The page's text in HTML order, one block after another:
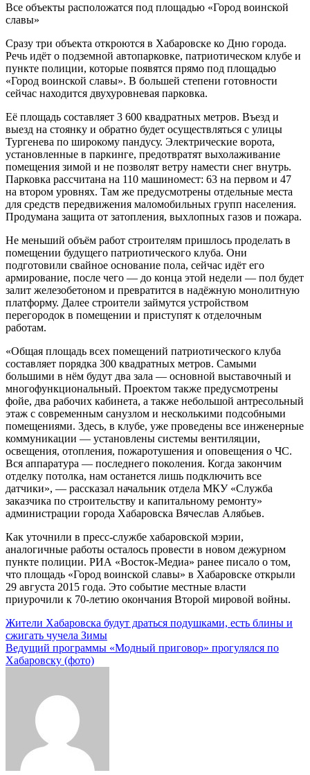
Все объекты расположатся под площадью «Город воинской
славы»
Сразу три объекта откроются в Хабаровске ко Дню города.
Речь идёт о подземной автопарковке, патриотическом клубе и
пункте полиции, которые появятся прямо под площадью
«Город воинской славы». В большей степени готовности
сейчас находится двухуровневая парковка.
Её площадь составляет 3 600 квадратных метров. Въезд и
выезд на стоянку и обратно будет осуществляться с улицы
Тургенева по широкому пандусу. Электрические ворота,
установленные в паркинге, предотвратят выхолаживание
помещения зимой и не позволят ветру намести снег внутрь.
Парковка рассчитана на 110 машиномест: 63 на первом и 47
на втором уровнях. Там же предусмотрены отдельные места
для средств передвижения маломобильных групп населения.
Продумана защита от затопления, выхлопных газов и пожара.
Не меньший объём работ строителям пришлось проделать в
помещении будущего патриотического клуба. Они
подготовили свайное основание пола, сейчас идёт его
армирование, после чего — до конца этой недели — пол будет
залит железобетоном и превратится в надёжную монолитную
платформу. Далее строители займутся устройством
перегородок в помещении и приступят к отделочным
работам.
«Общая площадь всех помещений патриотического клуба
составляет порядка 300 квадратных метров. Самыми
большими в нём будут два зала — основной выставочный и
многофункциональный. Проектом также предусмотрены
фойе, два рабочих кабинета, а также небольшой антресольный
этаж с современным санузлом и несколькими подсобными
помещениями. Здесь, в клубе, уже проведены все инженерные
коммуникации — установлены системы вентиляции,
освещения, отопления, пожаротушения и оповещения о ЧС.
Вся аппаратура — последнего поколения. Когда закончим
отделку потолка, нам останется лишь подключить все
датчики», — рассказал начальник отдела МКУ «Служба
заказчика по строительству и капитальному ремонту»
администрации города Хабаровска Вячеслав Алябьев.
Как уточнили в пресс-службе хабаровской мэрии,
аналогичные работы осталось провести в новом дежурном
пункте полиции. РИА «Восток-Медиа» ранее писало о том,
что площадь «Город воинской славы» в Хабаровске открыли
29 августа 2015 года. Это событие местные власти
приурочили к 70-летию окончания Второй мировой войны.
Навигация
по
записям
Жители Хабаровска будут драться подушками, есть блины и
сжигать чучела Зимы
Ведущий программы «Модный приговор» прогулялся по
Хабаровску (фото)